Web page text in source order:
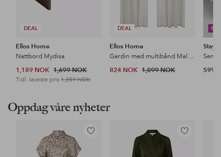
DEAL
Ellos Home
Nattbord Mydisa
1,189 NOK 1,699 NOK
Tidl. laveste pris 1,359 NOK
DEAL
Ellos Home
Gardin med multibånd Malva 2-pk i 100% lin
824 NOK 1,099 NOK 599
Oppdag våre nyheter
Legg
Legg